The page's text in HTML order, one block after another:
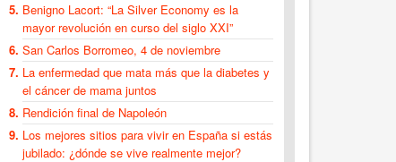
Benigno Lacort: “La Silver Economy es la
mayor revolución en curso del siglo XXI”
San Carlos Borromeo, 4 de noviembre
La enfermedad que mata más que la diabetes y
el cáncer de mama juntos
Rendición final de Napoleón
Los mejores sitios para vivir en España si estás
jubilado: ¿dónde se vive realmente mejor?